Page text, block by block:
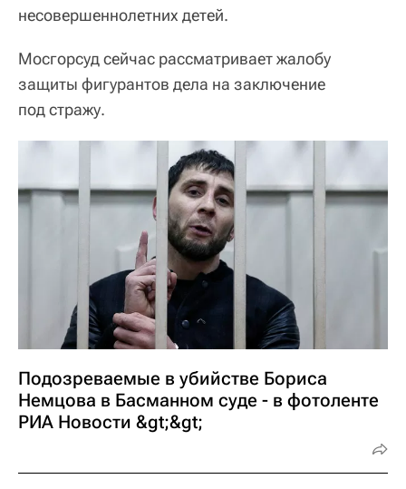
несовершеннолетних детей.
Мосгорсуд сейчас рассматривает жалобу
защиты фигурантов дела на заключение
под стражу.
Подозреваемые в убийстве Бориса
Немцова в Басманном суде - в фотоленте
РИА Новости &gt;&gt;